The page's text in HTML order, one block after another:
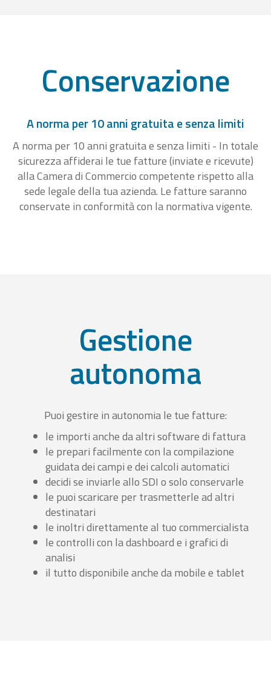
Conservazione
A norma per 10 anni gratuita e senza limiti
A norma per 10 anni gratuita e senza limiti - In totale
sicurezza affiderai le tue fatture (inviate e ricevute)
alla Camera di Commercio competente rispetto alla
sede legale della tua azienda. Le fatture saranno
conservate in conformità con la normativa vigente.
Gestione
autonoma
Puoi gestire in autonomia le tue fatture:
le importi anche da altri software di fattura
le prepari facilmente con la compilazione
guidata dei campi e dei calcoli automatici
decidi se inviarle allo SDI o solo conservarle
le puoi scaricare per trasmetterle ad altri
destinatari
le inoltri direttamente al tuo commercialista
le controlli con la dashboard e i grafici di
analisi
il tutto disponibile anche da mobile e tablet